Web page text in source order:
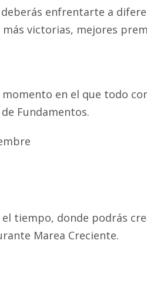
enfrentarte a
victorias, mejores
momento en el que todo
Fundamentos.
tiempo, donde podrás
Marea Creciente.